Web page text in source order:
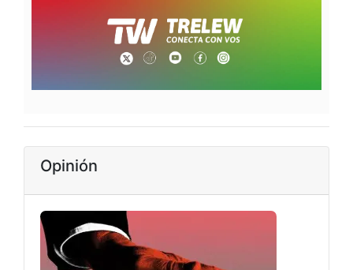
Opinión